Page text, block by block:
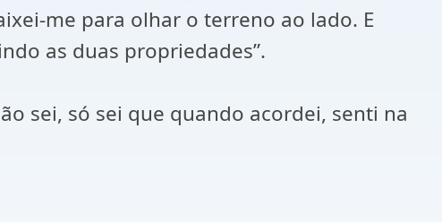
me para olhar o terreno ao lado. E
as duas propriedades”.
sei, só sei que quando acordei, senti na